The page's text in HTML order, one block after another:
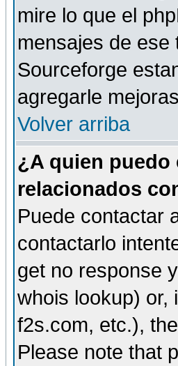
mire lo que el
mensajes de ese
Sourceforge
agregarle
Volver arriba
¿A quien puedo
relacionados
Puede contactar
contactarlo
get no response
whois lookup) or,
f2s.com, etc.),
Please note that